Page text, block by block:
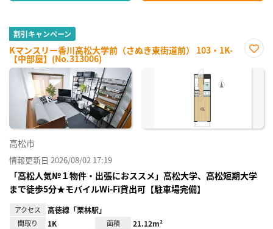
割引キャンペーン
Kマンスリー香川高松大学前（さぬき東街道前） 103・1K-
【中部屋】(No.313006)
に入
高松市
情報更新日 2026/08/02 17:19
「高松人気№１物件・出張におススメ」高松大学、高松短期大学
まで徒歩5分★モバイルWi-Fi貸出可【駐車場完備】
アクセス 高徳線「栗林駅」
間取り 1K 面積 21.12m²